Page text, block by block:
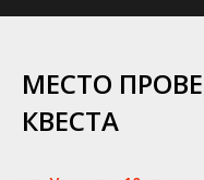
МЕСТО
КВЕСТА